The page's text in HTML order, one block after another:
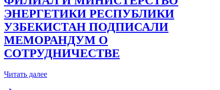
ЭНЕРГЕТИКИ РЕСПУБЛИКИ
УЗБЕКИСТАН ПОДПИСАЛИ
МЕМОРАНДУМ О
СОТРУДНИЧЕСТВЕ
Читать далее